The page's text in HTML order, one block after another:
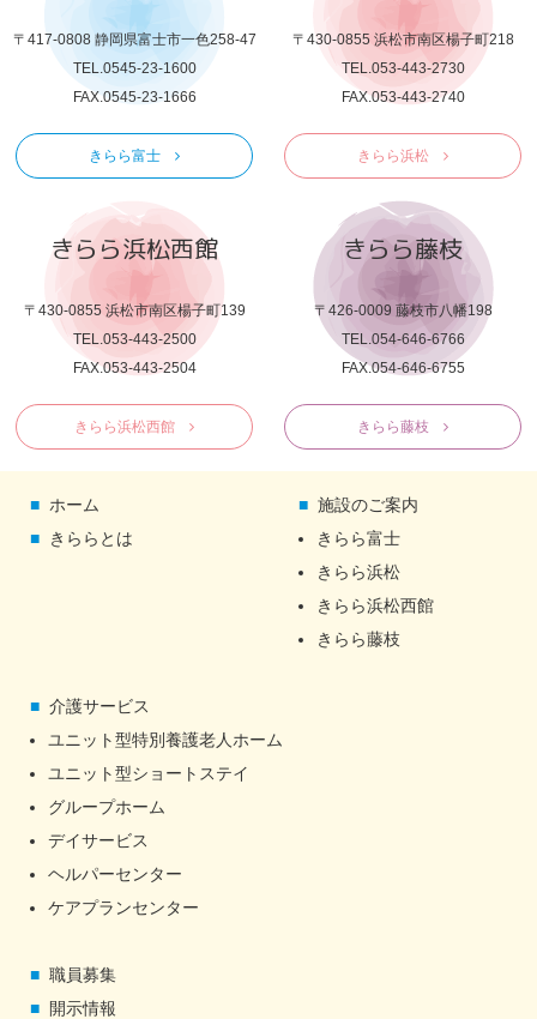
〒417-0808 静岡県富士市一色258-47
TEL.0545-23-1600
FAX.0545-23-1666
きらら富士
〒430-0855 浜松市南区楊子町218
TEL.053-443-2730
FAX.053-443-2740
きらら浜松
きらら浜松西館
〒430-0855 浜松市南区楊子町139
TEL.053-443-2500
FAX.053-443-2504
きらら浜松西館
きらら藤枝
〒426-0009 藤枝市八幡198
TEL.054-646-6766
FAX.054-646-6755
きらら藤枝
ホーム
きららとは
施設のご案内
きらら富士
きらら浜松
きらら浜松西館
きらら藤枝
介護サービス
ユニット型特別養護老人ホーム
ユニット型ショートステイ
グループホーム
デイサービス
ヘルパーセンター
ケアプランセンター
職員募集
開示情報